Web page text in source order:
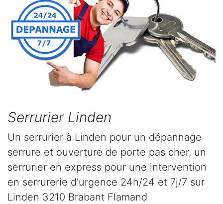
Serrurier Linden
Un serrurier à Linden pour un dépannage
serrure et ouverture de porte pas cher, un
serrurier en express pour une intervention
en serrurerie d'urgence 24h/24 et 7j/7 sur
Linden 3210 Brabant Flamand